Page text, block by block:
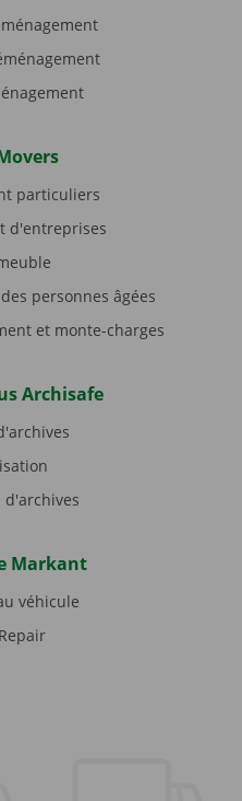
particuliers
d'entreprises
personnes âgées
et monte-charges
Archisafe
d'archives
Markant
véhicule